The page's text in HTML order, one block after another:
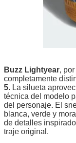
Buzz Lightyear,
completamente
5. La silueta
técnica del modelo
del personaje. El
blanca, verde y
de detalles
traje original.